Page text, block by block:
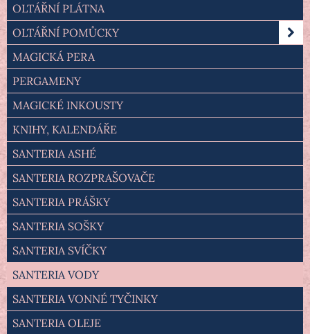
OLTÁŘNÍ PLÁTNA
OLTÁŘNÍ POMŮCKY
MAGICKÁ PERA
PERGAMENY
MAGICKÉ INKOUSTY
KNIHY, KALENDÁŘE
SANTERIA ASHÉ
SANTERIA ROZPRAŠOVAČE
SANTERIA PRÁŠKY
SANTERIA SOŠKY
SANTERIA SVÍČKY
SANTERIA VODY
SANTERIA VONNÉ TYČINKY
SANTERIA OLEJE